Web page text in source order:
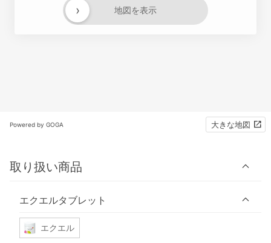
地図を表示
›
Powered by GOGA 大きな地図
取り扱い商品
エクエルタブレット
エクエル